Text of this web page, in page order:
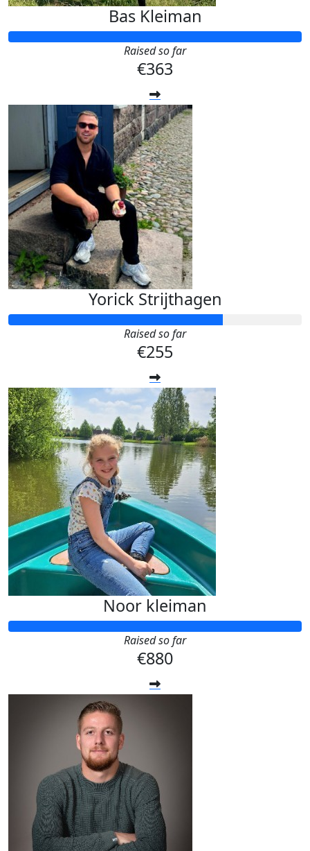
Bas Kleiman
Raised so far
€363
Yorick Strijthagen
Raised so far
€255
Noor kleiman
Raised so far
€880